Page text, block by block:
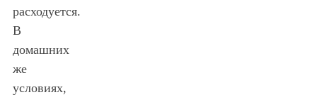
расходуется.
В
домашних
же
условиях,